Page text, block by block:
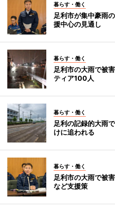
暮らす・働く
足利市が集中豪雨
援中心の見通し
暮らす・働く
足利市の大雨で被
ティア100人
暮らす・働く
足利の記録的大雨
けに追われる
暮らす・働く
足利市の大雨で被
など支援策